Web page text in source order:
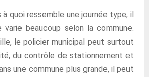
quoi ressemble une journée type, il
varie beaucoup selon la commune.
le policier municipal peut surtout
du contrôle de stationnement et
une commune plus grande, il peut